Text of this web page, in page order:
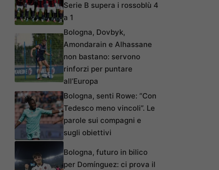
Serie B supera i rossoblù 4
a 1
Bologna, Dovbyk,
Amondarain e Alhassane
non bastano: servono
rinforzi per puntare
all’Europa
Bologna, senti Rowe: “Con
Tedesco meno vincoli”. Le
parole sui compagni e
sugli obiettivi
Bologna, futuro in bilico
per Domínguez: ci prova il